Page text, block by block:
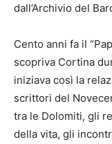
dall’Archivio del
Cento anni fa il
scopriva Cortina
iniziava così la
scrittori del
tra le Dolomiti, gli
della vita, gli